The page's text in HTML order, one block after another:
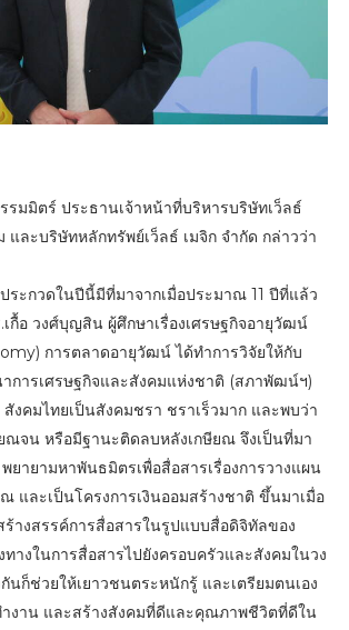
รมมิตร์ ประธานเจ้าหน้าที่บริหารบริษัทเว็ลธ์
และบริษัทหลักทรัพย์เว็ลธ์ เมจิก จำกัด กล่าวว่า
ระกวดในปีนี้มีที่มาจากเมื่อประมาณ 11 ปีที่แล้ว
กื้อ วงศ์บุญสิน ผู้ศึกษาเรื่องเศรษฐกิจอายุวัฒน์
การตลาดอายุวัฒน์ ได้ทำการวิจัยให้กับ
การเศรษฐกิจและสังคมแห่งชาติ (สภาพัฒน์ฯ)
งคมไทยเป็นสังคมชรา ชราเร็วมาก และพบว่า
ณจน หรือมีฐานะติดลบหลังเกษียณ จึงเป็นที่มา
ายามหาพันธมิตรเพื่อสื่อสารเรื่องการวางแผน
และเป็นโครงการเงินออมสร้างชาติ ขึ้นมาเมื่อ
างสรรค์การสื่อสารในรูปแบบสื่อดิจิทัลของ
ทางในการสื่อสารไปยังครอบครัวและสังคมในวง
นก็ช่วยให้เยาวชนตระหนักรู้ และเตรียมตนเอง
ำงาน และสร้างสังคมที่ดีและคุณภาพชีวิตที่ดีใน